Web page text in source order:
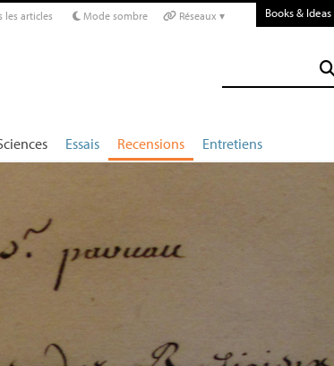
les articles Mode sombre Réseaux ▾ Books & Ideas
Essais Recensions Entretiens